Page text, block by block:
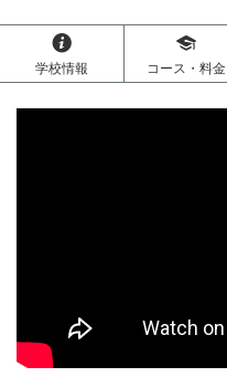
学校情報 コース・料金